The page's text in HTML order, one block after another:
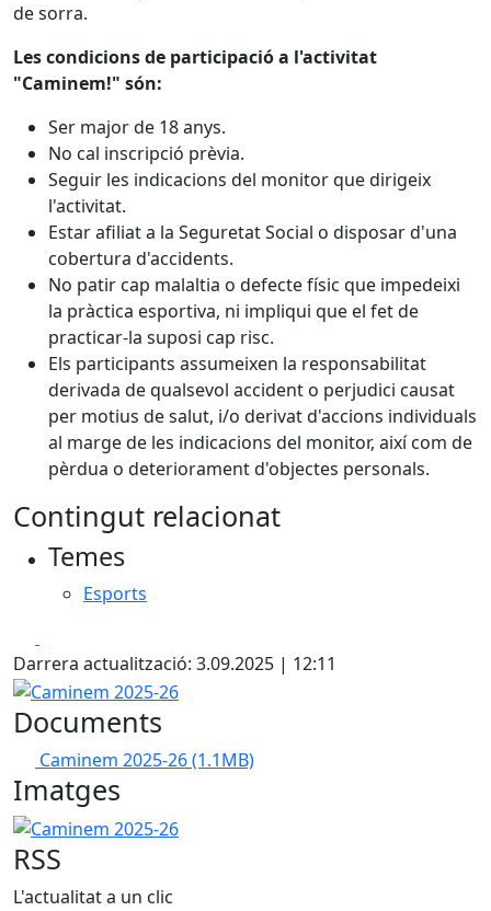
de sorra.
Les condicions de participació a l'activitat
"Caminem!" són:
Ser major de 18 anys.
No cal inscripció prèvia.
Seguir les indicacions del monitor que dirigeix
l'activitat.
Estar afiliat a la Seguretat Social o disposar d'una
cobertura d'accidents.
No patir cap malaltia o defecte físic que impedeixi
la pràctica esportiva, ni impliqui que el fet de
practicar-la suposi cap risc.
Els participants assumeixen la responsabilitat
derivada de qualsevol accident o perjudici causat
per motius de salut, i/o derivat d'accions individuals
al marge de les indicacions del monitor, així com de
pèrdua o deteriorament d'objectes personals.
Contingut relacionat
Temes
Esports
Darrera actualització: 3.09.2025 | 12:11
Caminem 2025-26
Documents
Caminem 2025-26(1.1MB)
Imatges
Caminem 2025-26
RSS
L'actualitat a un clic